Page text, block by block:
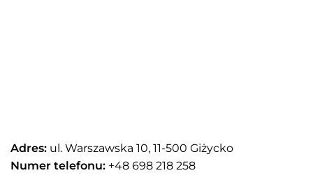
Adres: ul. Warszawska 10, 11-500 Giżycko
Numer telefonu: +48 698 218 258